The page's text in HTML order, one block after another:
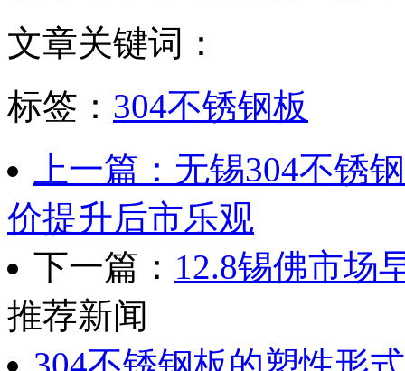
文章关键词：
标签： 304不锈钢板
上一篇：无锡304不锈
价提升后市乐观
下一篇： 12.8锡佛市场
推荐新闻